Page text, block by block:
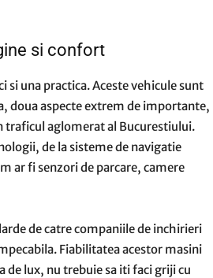
si confort
si una practica. Aceste vehicule sunt
doua aspecte extrem de importante,
traficul aglomerat al Bucurestiului.
de la sisteme de navigatie
ar fi senzori de parcare, camere
de catre companiile de inchirieri
Fiabilitatea acestor masini
de lux, nu trebuie sa iti faci griji cu